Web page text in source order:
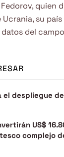
quien
su
del
el despliegue
US$
complejo